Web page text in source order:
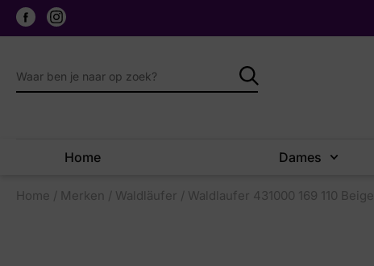
Home Dames
Home / Merken / Waldläufer / Waldlaufer 431000 169 110 Beige